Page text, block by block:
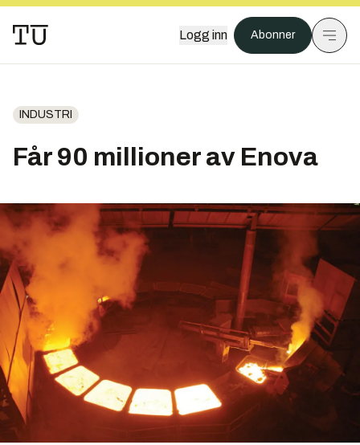
Logg inn Abonner
INDUSTRI
Får 90 millioner av Enova